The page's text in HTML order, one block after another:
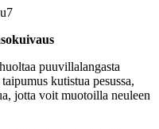
puuvillalangasta
kutistua pesussa,
jotta voit muotoilla neuleen